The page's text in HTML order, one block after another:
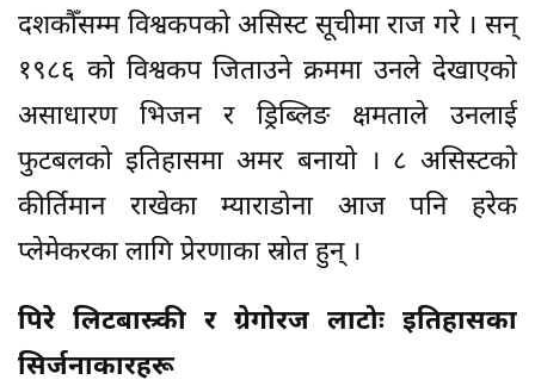
दशकौँसम्म विश्वकपको असिस्ट सूचीमा राज गरे । सन्
१९८६ को विश्वकप जिताउने क्रममा उनले देखाएको
असाधारण भिजन र ड्रिब्लिङ क्षमताले उनलाई
फुटबलको इतिहासमा अमर बनायो । ८ असिस्टको
कीर्तिमान राखेका म्याराडोना आज पनि हरेक
प्लेमेकरका लागि प्रेरणाका स्रोत हुन् ।
पिरे लिटबास्र्की र ग्रेगोरज लाटोः इतिहासका
सिर्जनाकारहरू